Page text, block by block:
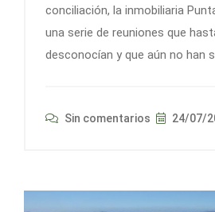
conciliación, la inmobiliaria
una serie de reuniones que
desconocían y que aún no han s
Sin comentarios 24/07/